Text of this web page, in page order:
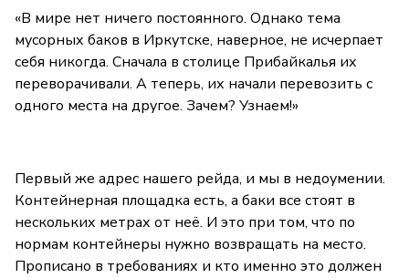
«В мире нет ничего постоянного. Однако тема
мусорных баков в Иркутске, наверное, не исчерпает
себя никогда. Сначала в столице Прибайкалья их
переворачивали. А теперь, их начали перевозить с
одного места на другое. Зачем? Узнаем!»
Первый же адрес нашего рейда, и мы в недоумении.
Контейнерная площадка есть, а баки все стоят в
нескольких метрах от неё. И это при том, что по
нормам контейнеры нужно возвращать на место.
Прописано в требованиях и кто именно это должен